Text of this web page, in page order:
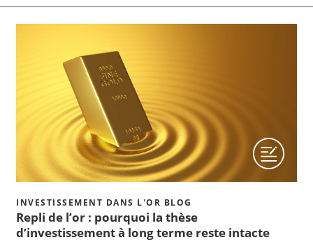
INVESTISSEMENT DANS L'OR BLOG
Repli de l’or : pourquoi la thèse
d’investissement à long terme reste intacte